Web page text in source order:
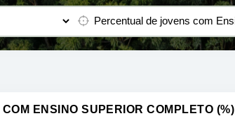
ENSINO SUPERIOR COMPLETO (%)